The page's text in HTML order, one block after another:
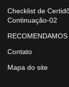
Checklist de
Continuação-02
RECOMENDAMOS
Contato
Mapa do site